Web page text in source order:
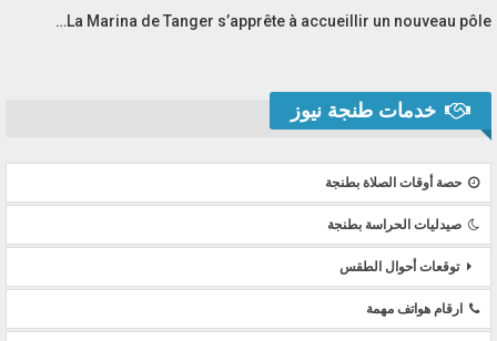
La Marina de Tanger s’apprête à accueillir un nouveau pôle…
خدمات طنجة نيوز
حصة أوقات الصلاة بطنجة
صيدليات الحراسة بطنجة
توقعات أحوال الطقس
ارقام هواتف مهمة